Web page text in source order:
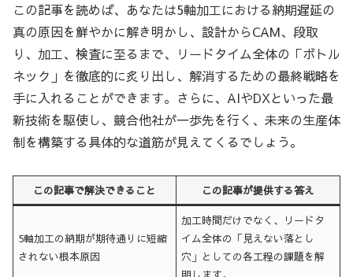
この記事を読めば、あなたは5軸加工における納期遅延の
真の原因を鮮やかに解き明かし、設計からCAM、段取
り、加工、検査に至るまで、リードタイム全体の「ボトル
ネック」を徹底的に炙り出し、解消するための最終戦略を
手に入れることができます。さらに、AIやDXといった最
新技術を駆使し、競合他社が一歩先を行く、未来の生産体
制を構築する具体的な道筋が見えてくるでしょう。
この記事で解決できること この記事が提供する答え
5軸加工の納期が期待通りに短縮
されない根本原因
加工時間だけでなく、リードタ
イム全体の「見えない落とし
穴」としての各工程の課題を解
明します。